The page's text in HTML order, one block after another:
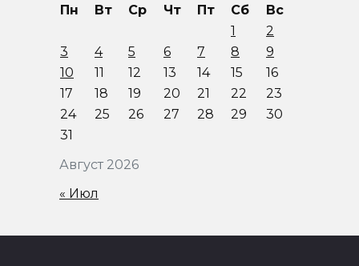
Август 2026
Пн Вт Ср Чт Пт Сб
Вс
1
2
3
4 5 6 7 8
9
10
11 12 13 14 15
16
17
18 19 20 21 22
23
24
25 26 27 28 29
30
31
« Июл